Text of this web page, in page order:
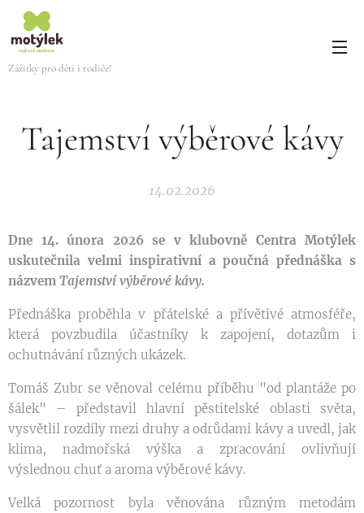
Zážitky pro děti i rodiče!
Tajemství výběrové kávy
14.02.2026
Dne 14. února 2026 se v klubovně Centra Motýlek
uskutečnila velmi inspirativní a poučná přednáška s
názvem Tajemství výběrové kávy.
Přednáška proběhla v přátelské a přívětivé atmosféře,
která povzbudila účastníky k zapojení, dotazům i
ochutnávání různých ukázek.
Tomáš Zubr se věnoval celému příběhu "od plantáže po
šálek" – představil hlavní pěstitelské oblasti světa,
vysvětlil rozdíly mezi druhy a odrůdami kávy a uvedl, jak
klima, nadmořská výška a zpracování ovlivňují
výslednou chuť a aroma výběrové kávy.
Velká pozornost byla věnována různým metodám